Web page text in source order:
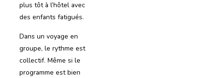
plus tôt à l’hôtel avec
des enfants fatigués.
Dans un voyage en
groupe, le rythme est
collectif. Même si le
programme est bien